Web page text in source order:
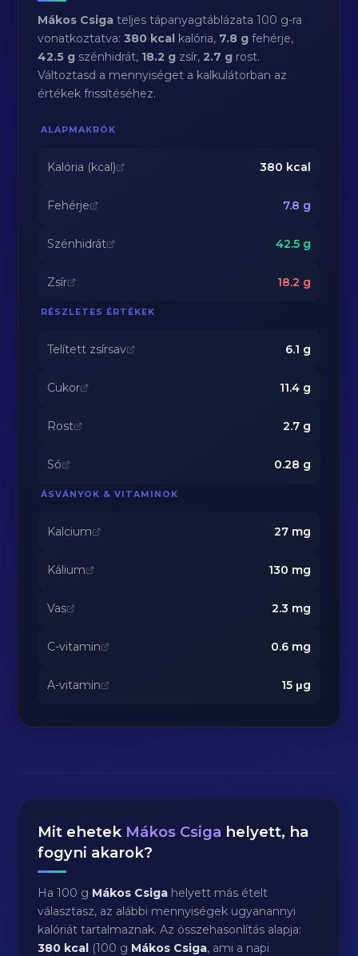
Mákos Csiga teljes tápanyagtáblázata 100 g-ra
vonatkoztatva:380 kcal kalória, 7.8 g fehérje,
42.5 g szénhidrát, 18.2 g zsír,2.7 g rost.
Változtasd a mennyiséget a kalkulátorban az
értékek frissítéséhez.
ALAPMAKRÓK
Kalória (kcal) 380 kcal
Fehérje 7.8 g
Szénhidrát 42.5g
Zsír 18.2 g
RÉSZLETES ÉRTÉKEK
Telített zsírsav 6.1 g
Cukor 11.4g
Rost 2.7g
Só 0.28 g
ÁSVÁNYOK & VITAMINOK
Kalcium 27mg
Kálium 130 mg
Vas 2.3 mg
C-vitamin 0.6mg
A-vitamin 15μg
Mit ehetek Mákos Csiga helyett, ha
fogyni akarok?
Ha 100 g Mákos Csiga helyett más ételt
választasz, az alábbi mennyiségek ugyanannyi
kalóriát tartalmaznak. Az összehasonlítás alapja:
380 kcal (100 g Mákos Csiga, ami a napi